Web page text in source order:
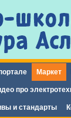
Маркет
про
и стандарты